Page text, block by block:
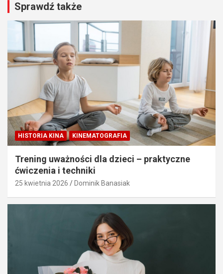
Sprawdź także
HISTORIA KINA KINEMATOGRAFIA
Trening uważności dla dzieci – praktyczne
ćwiczenia i techniki
25 kwietnia 2026 Dominik Banasiak